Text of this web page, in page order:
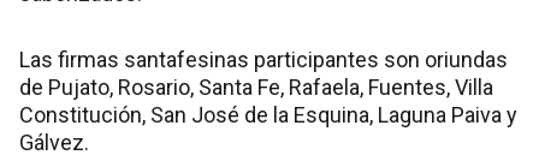
Las firmas santafesinas participantes son oriundas
de Pujato, Rosario, Santa Fe, Rafaela, Fuentes, Villa
Constitución, San José de la Esquina, Laguna Paiva y
Gálvez.